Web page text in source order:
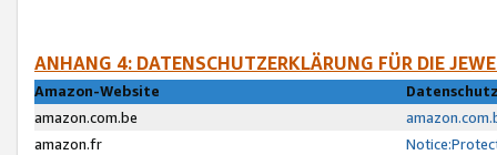
ANHANG 4: DATENSCHUTZERKLÄRUNG FÜR DIE
Amazon-Website
amazon.com.be
amazon.fr